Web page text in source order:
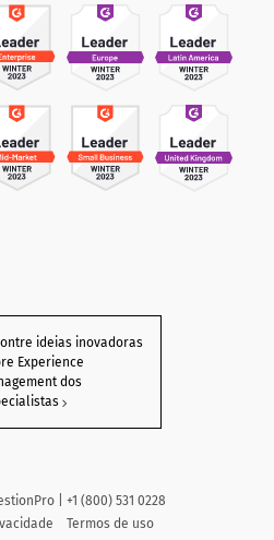
ideias inovadoras
Experience
dos
| +1 (800) 531 0228
Termos de uso